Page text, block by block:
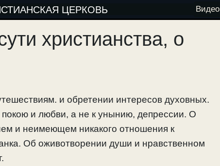
ЦЕРКОВЬ Видео
христианства, о
и обретении интересов духовных.
и любви, а не к унынию, депрессии. О
и неимеющем никакого отношения к
Об оживотворении души и нравственном